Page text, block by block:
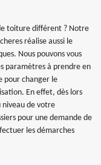
toiture différent ? Notre
réalise aussi le
Nous pouvons vous
paramètres à prendre en
pour changer le
En effet, dès lors
niveau de votre
pour une demande de
les démarches